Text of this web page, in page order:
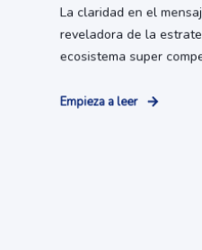
La claridad en el
reveladora de la
ecosistema super
Empieza a leer